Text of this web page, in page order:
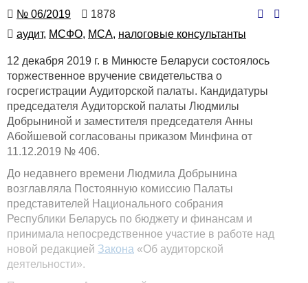
Номер
№ 06/2019
Количество
просмотров
1878
Автор
аудит, МСФО, МСА, налоговые консультанты
12 декабря 2019 г. в Минюсте Беларуси состоялось
торжественное вручение свидетельства о
госрегистрации Аудиторской палаты. Кандидатуры
председателя Аудиторской палаты Людмилы
Добрыниной и заместителя председателя Анны
Абойшевой согласованы приказом Минфина от
11.12.2019 № 406.
До недавнего времени Людмила Добрынина
возглавляла Постоянную комиссию Палаты
представителей Национального собрания
Республики Беларусь по бюджету и финансам и
принимала непосредственное участие в работе над
новой редакцией Закона «Об аудиторской
деятельности».